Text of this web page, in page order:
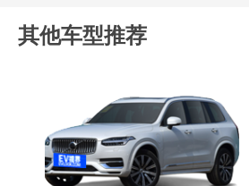
其他车型推荐